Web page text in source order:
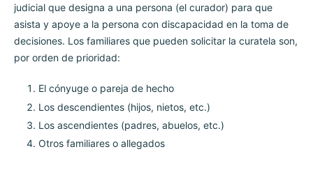
judicial que designa a una persona (el curador) para que
asista y apoye a la persona con discapacidad en la toma de
decisiones. Los familiares que pueden solicitar la curatela son,
por orden de prioridad:
El cónyuge o pareja de hecho
Los descendientes (hijos, nietos, etc.)
Los ascendientes (padres, abuelos, etc.)
Otros familiares o allegados